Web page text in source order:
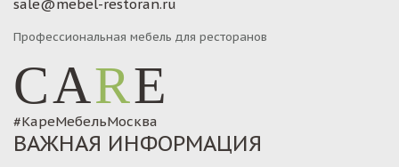
sale@mebel-restoran.ru
Профессиональная мебель для ресторанов
CARE
#КареМебельМосква
ВАЖНАЯ ИНФОРМАЦИЯ